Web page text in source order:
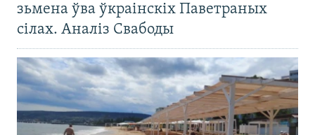
зьмена ўва ўкраінскіх Паветраных
сілах. Аналіз Свабоды